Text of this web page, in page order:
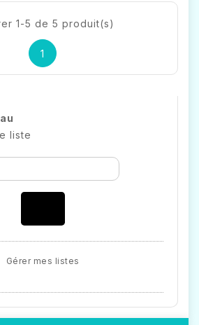
1-5 de 5 produit(s)
1
liste
Gérer mes listes